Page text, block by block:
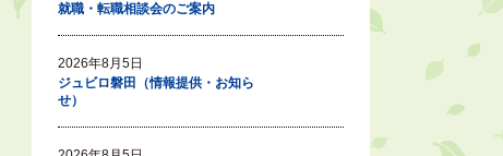
就職・転職相談会のご案内
2026年8月5日
ジュビロ磐田（情報提供・お知ら
せ）